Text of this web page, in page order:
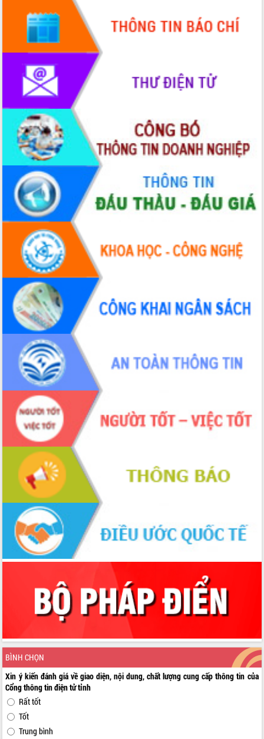
BÌNH CHỌN
Xin ý kiến đánh giá về giao diện, nội dung, chất lượng cung cấp thông tin của
Cổng thông tin điện tử tỉnh
Rất tốt
Tốt
Trung bình